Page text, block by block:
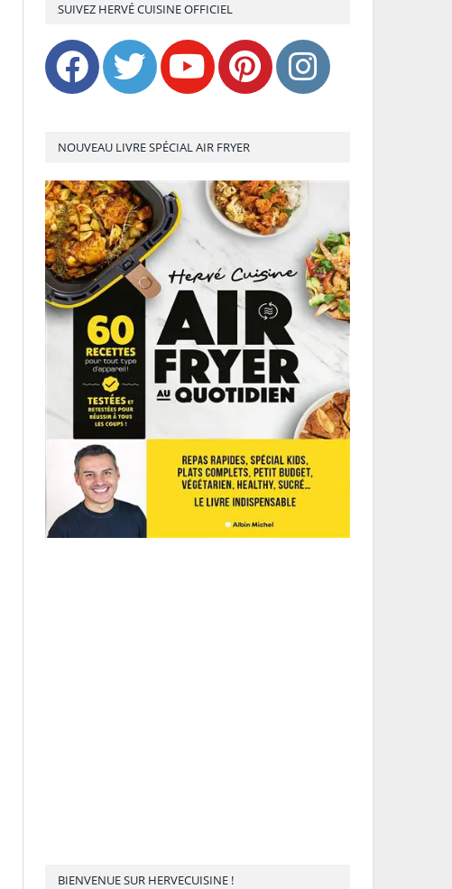
SUIVEZ HERVÉ CUISINE OFFICIEL
NOUVEAU LIVRE SPÉCIAL AIR FRYER
BIENVENUE SUR HERVECUISINE !